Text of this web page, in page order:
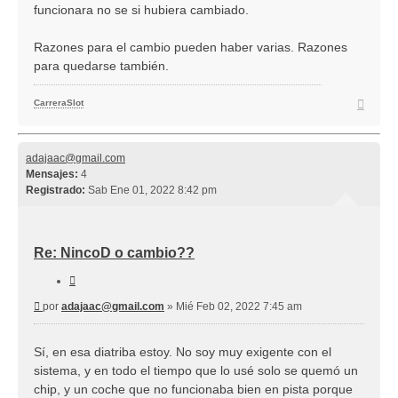
funcionara no se si hubiera cambiado.
Razones para el cambio pueden haber varias. Razones
para quedarse también.
CarreraSlot
adajaac@gmail.com
Mensajes: 4
Registrado: Sab Ene 01, 2022 8:42 pm
Re: NincoD o cambio??
Mensaje
por adajaac@gmail.com » Mié Feb 02, 2022 7:45 am
Sí, en esa diatriba estoy. No soy muy exigente con el
sistema, y en todo el tiempo que lo usé solo se quemó un
chip, y un coche que no funcionaba bien en pista porque